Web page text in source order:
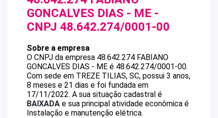
GONCALVES DIAS - ME -
CNPJ 48.642.274/0001-00
Sobre a empresa
O CNPJ da empresa 48.642.274 FABIANO
GONCALVES DIAS - ME é 48.642.274/0001-00.
Com sede em TREZE TILIAS, SC, possui 3 anos,
8 meses e 21 dias e foi fundada em
17/11/2022. A sua situação cadastral é
BAIXADA e sua principal atividade econômica é
Instalação e manutenção elétrica.